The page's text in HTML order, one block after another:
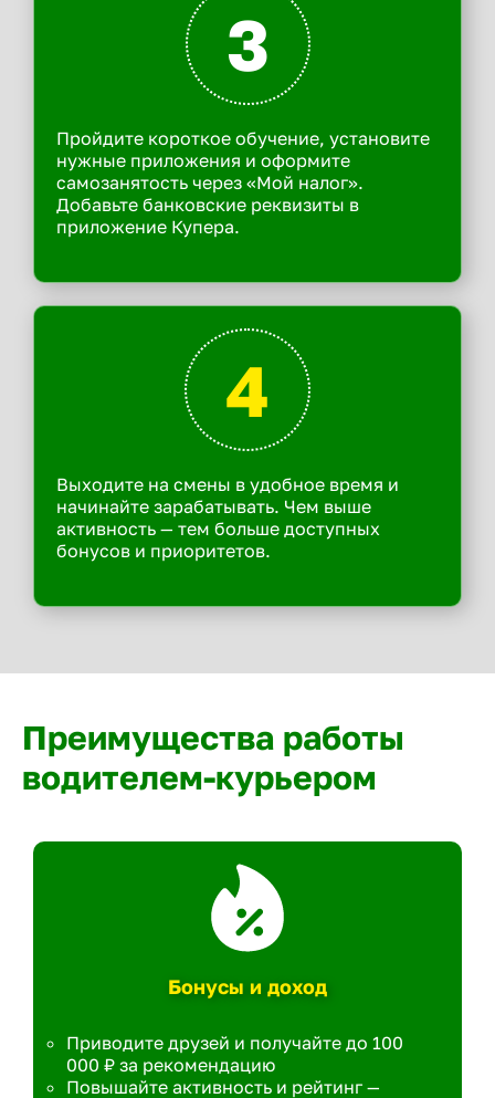
3
Пройдите короткое обучение, установите
нужные приложения и оформите
самозанятость через «Мой налог».
Добавьте банковские реквизиты в
приложение Купера.
4
Выходите на смены в удобное время и
начинайте зарабатывать. Чем выше
активность — тем больше доступных
бонусов и приоритетов.
Преимущества работы
водителем-курьером
Бонусы и доход
Приводите друзей и получайте до 100
000 ₽ за рекомендацию
Повышайте активность и рейтинг —